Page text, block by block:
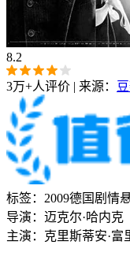
8.2
3万+人评价 | 来源：
标签： 2009德国 剧情
导演： 迈克尔·哈内克
主演： 克里斯蒂安·富